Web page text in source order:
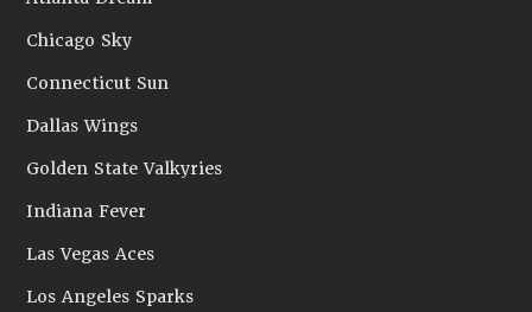
Chicago Sky
Connecticut Sun
Dallas Wings
Golden State Valkyries
Indiana Fever
Las Vegas Aces
Los Angeles Sparks